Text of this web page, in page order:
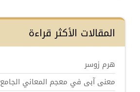
المقالات الأكثر قراءة
هرم زوسر
معنى آبى في معجم المعاني الجامع